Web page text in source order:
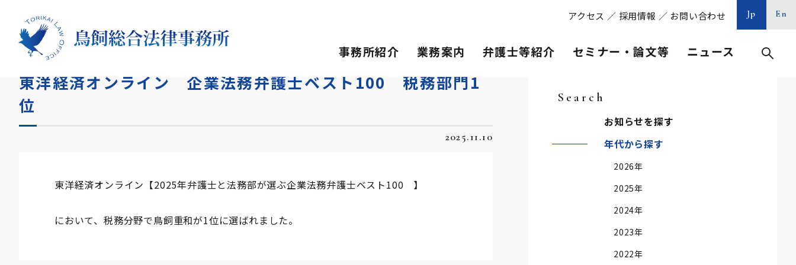
アクセス ／ 採用情報 ／ お問い合わせ Jp En
事務所紹介 業務案内 弁護士等紹介 セミナー・論文等 ニュース
HOME
東洋経済オンライン 企業法務弁護士ベスト100 税務部門1
位
2025.11.10
東洋経済オンライン【2025年弁護士と法務部が選ぶ企業法務弁護士ベスト100 】
において、税務分野で鳥飼重和が1位に選ばれました。
Search
お知らせを探す
年代から探す
2026年
2025年
2024年
2023年
2022年